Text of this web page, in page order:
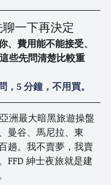
一下再決定
、費用能不能接受、
先問清楚比較重
5 分鐘，不用買。
洲最大暗黑旅遊操盤
曼谷、馬尼拉、東
趟。我不賣夢，我賣
FFD 紳士夜旅就是建